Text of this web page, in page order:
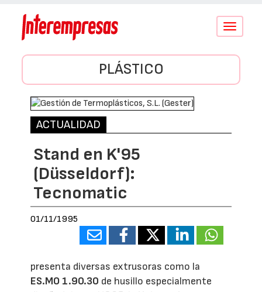
Conmutar
PLÁSTICO
ACTUALIDAD
Stand en K'95
(Düsseldorf):
Tecnomatic
01/11/1995
presenta diversas extrusoras como la
ES.MO 1.90.30 de husillo especialmente